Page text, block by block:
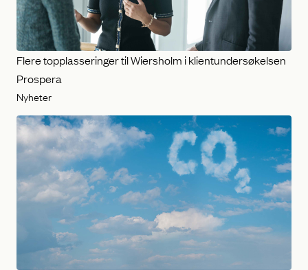
Flere topplasseringer til Wiersholm i klientundersøkelsen
Prospera
Nyheter